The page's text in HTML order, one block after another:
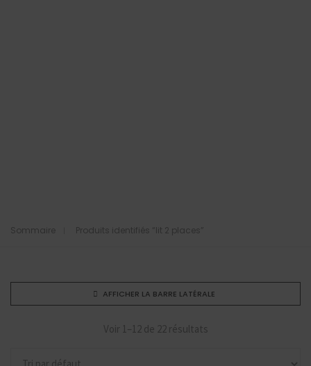
Sommaire Produits identifiés “lit 2 places”
AFFICHER LA BARRE LATÉRALE
Voir 1–12 de 22 résultats